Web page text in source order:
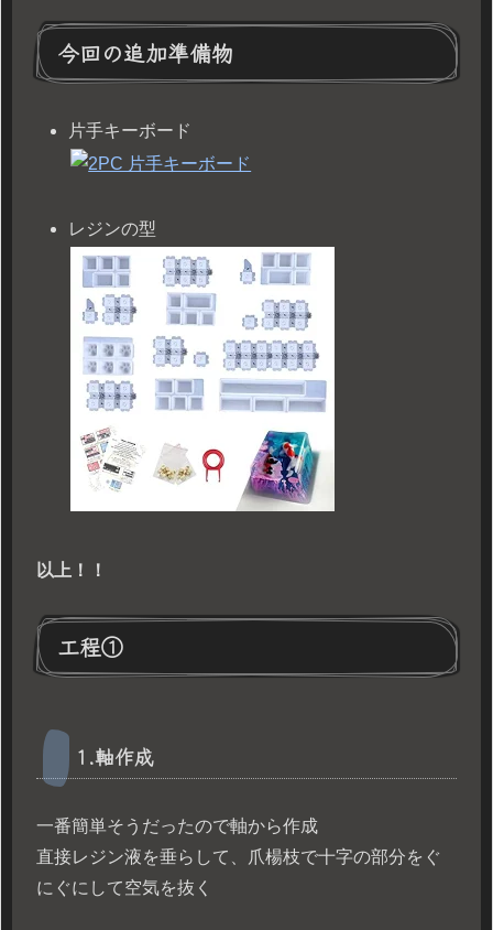
今回の追加準備物
片手キーボード
レジンの型
以上！！
工程①
1.軸作成
一番簡単そうだったので軸から作成
直接レジン液を垂らして、爪楊枝で十字の部分をぐ
にぐにして空気を抜く